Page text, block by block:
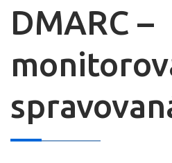
DMARC –